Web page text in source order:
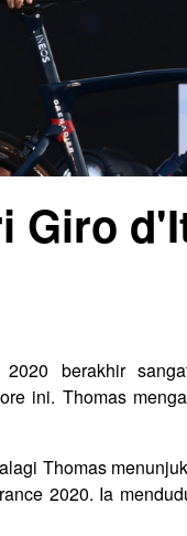
Giro
berakhir
ini. Thomas
Thomas
2020. Ia